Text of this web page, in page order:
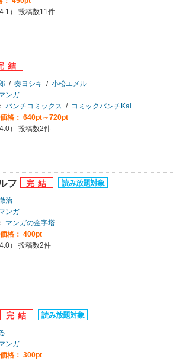
4.1） 投稿数11件
/ 奏ヨシキ / 小松エメル
ンガ
バンチコミックス /
コミックバンチKai
価格： 640pt～720pt
4.0） 投稿数2件
フ
治
ンガ
マンガの金字塔
価格： 400pt
4.0） 投稿数2件
ンガ
価格： 300pt